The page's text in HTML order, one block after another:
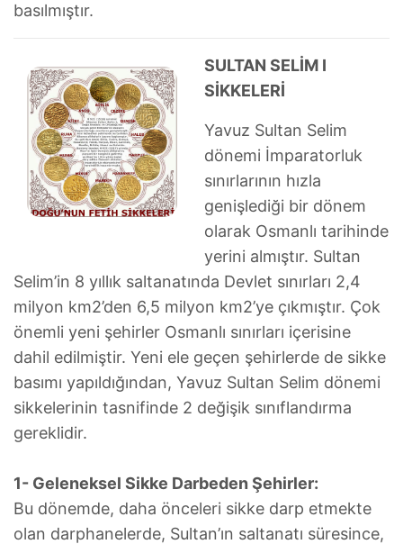
basılmıştır.
SULTAN SELİM I
SİKKELERİ
Yavuz Sultan Selim
dönemi İmparatorluk
sınırlarının hızla
genişlediği bir dönem
olarak Osmanlı tarihinde
yerini almıştır. Sultan
Selim’in 8 yıllık saltanatında Devlet sınırları 2,4
milyon km2’den 6,5 milyon km2’ye çıkmıştır. Çok
önemli yeni şehirler Osmanlı sınırları içerisine
dahil edilmiştir. Yeni ele geçen şehirlerde de sikke
basımı yapıldığından, Yavuz Sultan Selim dönemi
sikkelerinin tasnifinde 2 değişik sınıflandırma
gereklidir.
1- Geleneksel Sikke Darbeden Şehirler:
Bu dönemde, daha önceleri sikke darp etmekte
olan darphanelerde, Sultan’ın saltanatı süresince,